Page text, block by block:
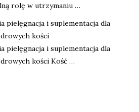
rolę w utrzymaniu …
pielęgnacja i suplementacja dla
kości
pielęgnacja i suplementacja dla
kości Kość …